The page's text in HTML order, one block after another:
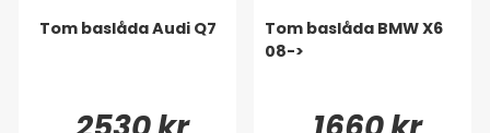
Tom baslåda Audi Q7
Tom baslåda BMW X6
08->